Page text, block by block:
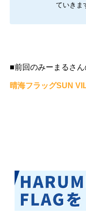
ていきま
■前回のみーまるさ
晴海フラッグSUN